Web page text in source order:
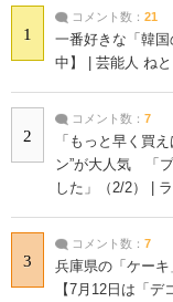
1
コメント数： 21
一番好きな「韓
中】 | 芸能人 ね
2
コメント数： 7
「もっと早く買
ン”が大人気 「
した」（2/2） |
3
コメント数： 7
兵庫県の「ケー
【7月12日は「